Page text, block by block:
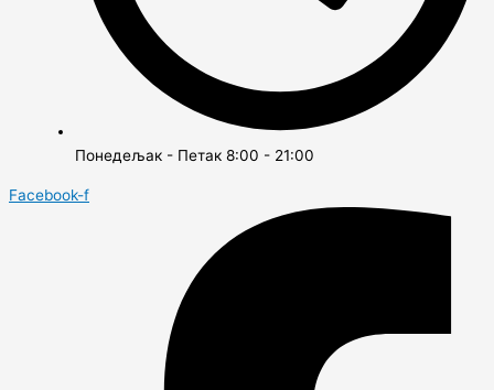
Понедељак - Петак 8:00 - 21:00
Facebook-f